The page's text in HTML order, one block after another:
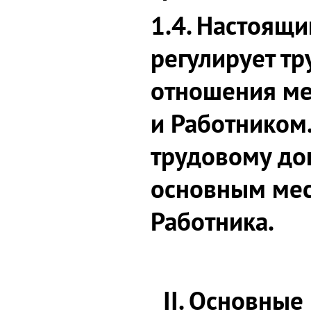
1.4.
регулирует
отношения
и
трудовому
основным
Работника.
II. Основные